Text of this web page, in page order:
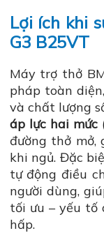
Lợi ích khi
G3 B25VT
Máy trợ thở
pháp toàn
và chất lượng
áp lực hai mức
đường thở
khi ngủ. Đặc
tự động điều
người dùng,
tối ưu – yếu tố
hấp.